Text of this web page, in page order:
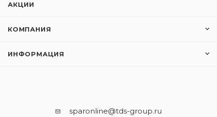
АКЦИИ
КОМПАНИЯ
ИНФОРМАЦИЯ
sparonline@tds-group.ru